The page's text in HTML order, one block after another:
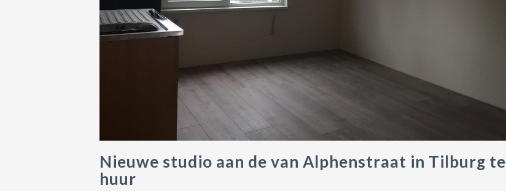
Nieuwe studio aan de van Alphenstraat in Tilburg te
huur